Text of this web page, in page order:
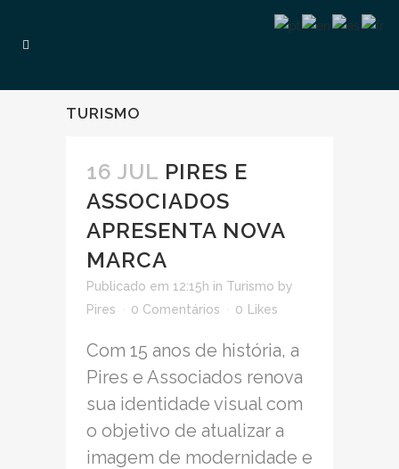
TURISMO
16 JUL PIRES E
ASSOCIADOS
APRESENTA NOVA
MARCA
Publicado em 12:15h in Turismo by
Pires
0 Comentários 0 Likes
Com 15 anos de história, a
Pires e Associados renova
sua identidade visual com
o objetivo de atualizar a
imagem de modernidade e